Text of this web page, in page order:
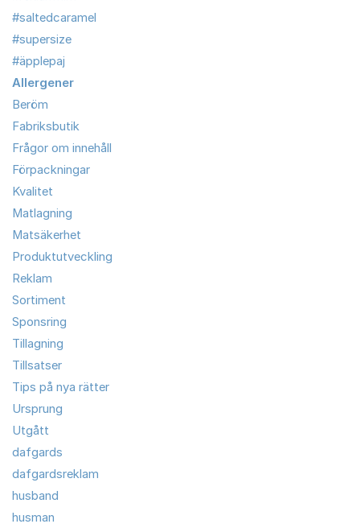
#saltedcaramel
#supersize
#äpplepaj
Allergener
Beröm
Fabriksbutik
Frågor om innehåll
Förpackningar
Kvalitet
Matlagning
Matsäkerhet
Produktutveckling
Reklam
Sortiment
Sponsring
Tillagning
Tillsatser
Tips på nya rätter
Ursprung
Utgått
dafgards
dafgardsreklam
husband
husman